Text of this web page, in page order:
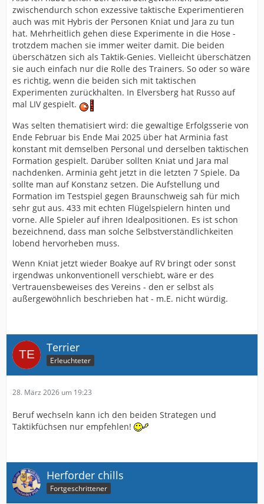
zwischendurch schon exzessive taktische Experimentieren
auch was mit Hybris der Personen Kniat und Jara zu tun
hat. Mehrheitlich gehen diese Experimente in die Hose -
trotzdem machen sie immer weiter damit. Die beiden
überschätzen sich als Taktik-Genies. Vielleicht überschätzen
sie auch einfach nur die Rolle des Trainers. So oder so wäre
es richtig, wenn die beiden sich mit taktischen
Experimenten zurückhalten. In Elversberg hat Russo auf
mal LIV gespielt.
Was selten thematisiert wird: die gewaltige Erfolgsserie von
Ende Februar bis Ende Mai 2025 über hat Arminia fast
konstant mit demselben Personal und derselben taktischen
Formation gespielt. Darüber sollten Kniat und Jara mal
nachdenken. Arminia geht jetzt in die letzten 7 Spiele. Da
sollte man auf Konstanz setzen. Die Aufstellung und
Formation im Testspiel gegen Braunschweig sah für mich
sehr gut aus. 433 mit echten Flügelspielern hinten und
vorne. Alle Spieler auf ihren Idealpositionen. Es ist schon
bezeichnend, dass man solche Selbstverständlichkeiten
lobend hervorheben muss.
Wenn Kniat jetzt wieder Boakye auf RV bringt oder sonst
irgendwas unkonventionell verschiebt, wäre er des
Vertrauensbeweises des Vereins - den er selbst als
außergewöhnlich beschrieben hat - m.E. nicht würdig.
Terrier
Erleuchteter
28. März 2026 um 19:23
Beruf wechseln kann ich den beiden Strategen und
Taktikfüchsen nur empfehlen!
Herforder chills
Fortgeschrittener